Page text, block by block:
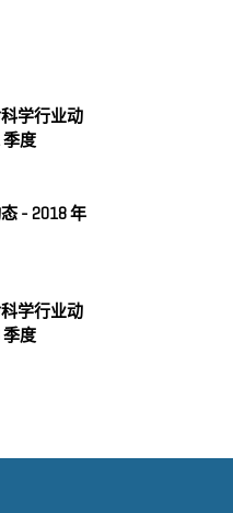
学行业动
季度
- 2018 年
学行业动
季度